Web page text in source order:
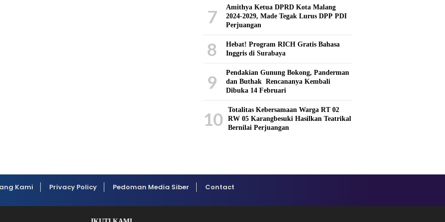
7
Amithya Ketua DPRD Kota Malang
2024-2029, Made Tegak Lurus DPP PDI
Perjuangan
8
Hebat! Program RICH Gratis Bahasa
Inggris di Surabaya
9
Pendakian Gunung Bokong, Panderman
dan Buthak Rencananya Kembali
Dibuka 14 Februari
10
Totalitas Kebersamaan Warga RT 02
RW 05 Karangbesuki Hasilkan Teatrikal
Bernilai Perjuangan
Kami Privacy Policy Pedoman Media Siber Contact